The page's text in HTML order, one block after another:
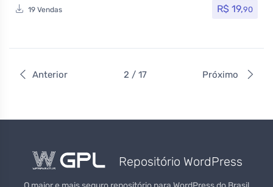
19 Vendas R$ 19,90
Anterior 2 / 17 Próximo
Repositório WordPress